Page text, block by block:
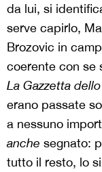
da lui, si
serve capirlo,
Brozovic in
coerente con se
La Gazzetta
erano passate
a nessuno
anche segnato:
tutto il resto, lo